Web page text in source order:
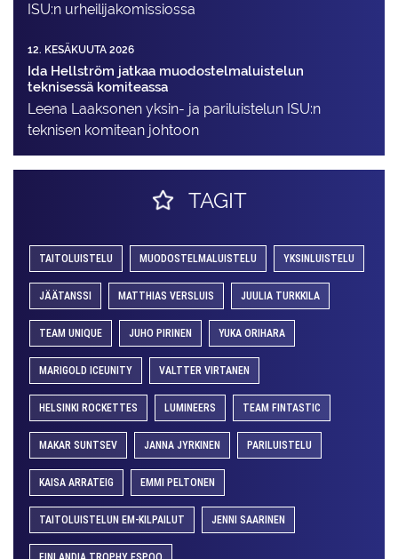
ISU:n urheilija­komissiossa
12. KESÄKUUTA 2026
Ida Hellström jatkaa muodostelmaluistelun
teknisessä komiteassa
Leena Laaksonen yksin- ja pariluistelun ISU:n
teknisen komitean johtoon
TAGIT
TAITOLUISTELU MUODOSTELMALUISTELU YKSINLUISTELU
JÄÄTANSSI MATTHIAS VERSLUIS JUULIA TURKKILA
TEAM UNIQUE JUHO PIRINEN YUKA ORIHARA
MARIGOLD ICEUNITY VALTTER VIRTANEN
HELSINKI ROCKETTES LUMINEERS TEAM FINTASTIC
MAKAR SUNTSEV JANNA JYRKINEN PARILUISTELU
KAISA ARRATEIG EMMI PELTONEN
TAITOLUISTELUN EM-KILPAILUT JENNI SAARINEN